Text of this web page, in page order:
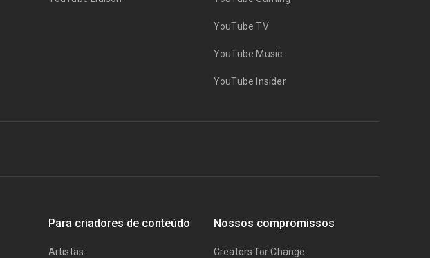
YouTube TV
YouTube Music
YouTube Insider
Para criadores de conteúdo
Artistas
Nossos compromissos
Creators for Change